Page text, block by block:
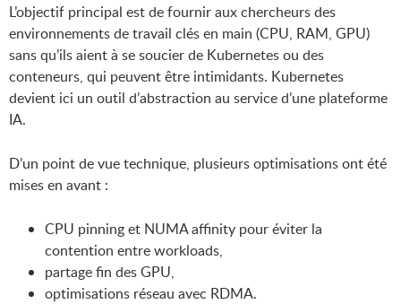
L’objectif principal est de fournir aux chercheurs des
environnements de travail clés en main (CPU, RAM, GPU)
sans qu’ils aient à se soucier de Kubernetes ou des
conteneurs, qui peuvent être intimidants. Kubernetes
devient ici un outil d’abstraction au service d’une plateforme
IA.
D’un point de vue technique, plusieurs optimisations ont été
mises en avant :
CPU pinning et NUMA affinity pour éviter la
contention entre workloads,
partage fin des GPU,
optimisations réseau avec RDMA.